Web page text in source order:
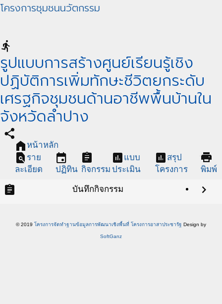
โครงการชุมชนนวัตกรรม
directions_run
รูปแบบการสร้างศูนย์เรียนรู้เชิง
ปฏิบัติการเพิ่มทักษะชีวิตยกระดับ
เศรฐกิจชุมชนด้านอาชีพพื้นบ้านใน
จังหวัดลำปาง
share
home หน้าหลัก
find_in_page ราย
ละเอียด
event
ปฏิทิน
assignment
กิจกรรม
assessment แบบ
ประเมิน
assessment สรุป
โครงการ
print
พิมพ์
assignment บันทึกกิจกรรม chevron_right
© 2019 โครงการจัดทำฐานข้อมูลการพัฒนาเชิงพื้นที่ โครงการอาสาประชารัฐ Design by
SoftGanz